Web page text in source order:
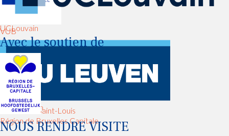
VUB
Université Saint-Louis
UCLouvain
KUL Leuven
Avec le soutien de
Région de Bruxelles Capitale
NOUS RENDRE VISITE